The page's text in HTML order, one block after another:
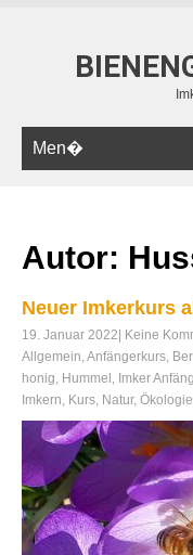
Men�
Autor:
Neuer Imkerkurs
19. Januar 2022 Keine
Allgemein,Anfängerkurs,
honig, Hummel , Imker
Imkern, Kurs, Natur, Ökologie